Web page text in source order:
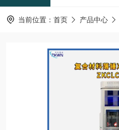
当前位置： 首页 产品中心